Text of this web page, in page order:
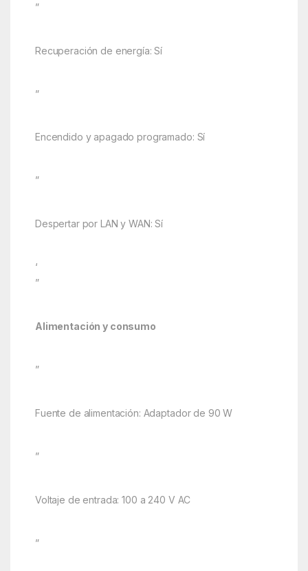
”
Recuperación de energía: Sí
”
Encendido y apagado programado: Sí
”
Despertar por LAN y WAN: Sí
‘
”
Alimentación y consumo
”
Fuente de alimentación: Adaptador de 90 W
”
Voltaje de entrada: 100 a 240 V AC
”